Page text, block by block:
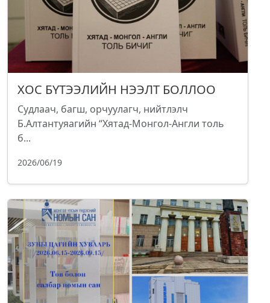
ХОС БҮТЭЭЛИЙН НЭЭЛТ БОЛЛОО
Судлаач, багш, орчуулагч, нийтлэлч
Б.Алтантуяагийн “Хятад-Монгол-Англи толь
б...
2026/06/19